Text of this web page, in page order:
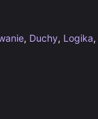
, Duchy, Logika,